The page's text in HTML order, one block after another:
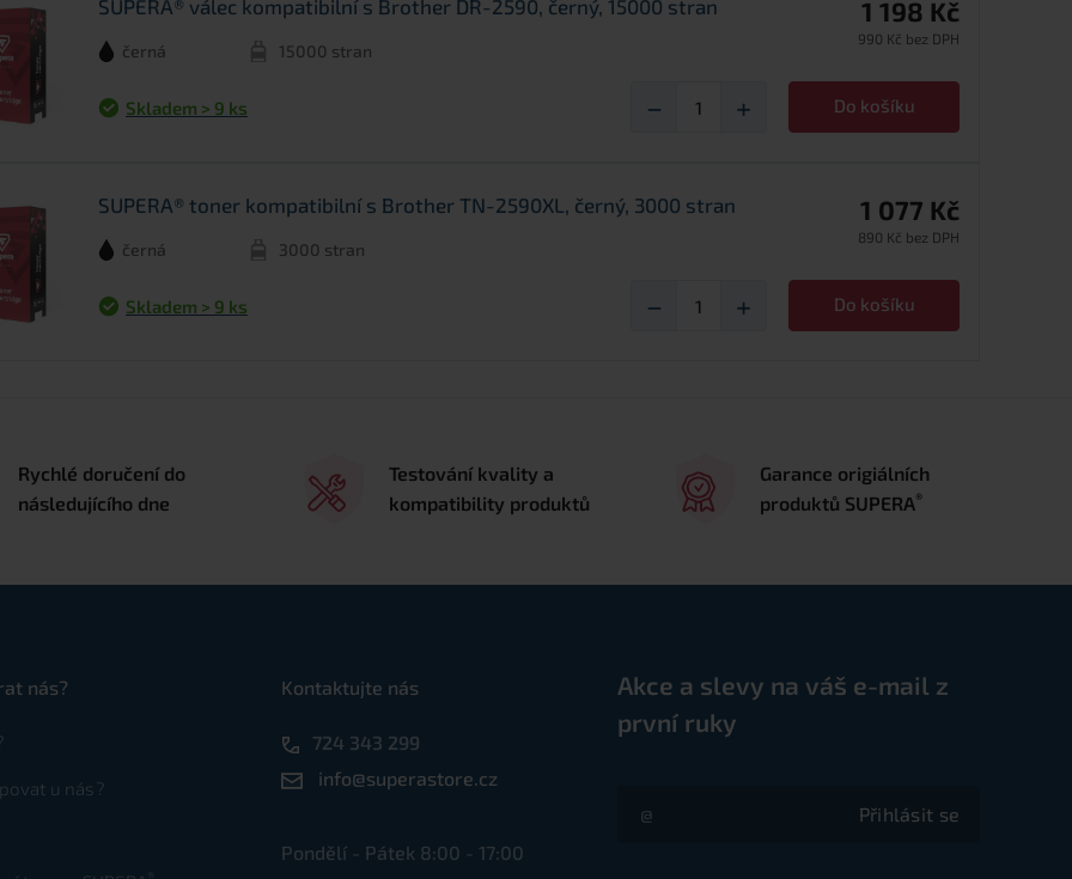
SUPERA® válec kompatibilní s Brother DR-2590, černý, 15000 stran
černá 15000 stran
1 198 Kč
990 Kč bez DPH
Skladem > 9 ks − + Do košíku
SUPERA® toner kompatibilní s Brother TN-2590XL, černý, 3000 stran
černá 3000 stran
1 077 Kč
890 Kč bez DPH
Skladem > 9 ks − + Do košíku
Rychlé doručení do
následujícího dne
Testování kvality a
kompatibility produktů
Garance origiálních
produktů SUPERA®
nás?
u nás?
Kontaktujte nás
724 343 299
info@superastore.cz
Pondělí - Pátek 8:00 - 17:00
Akce a slevy na váš e-mail z
první ruky
Akce a slevy na váš e-mail z první ruky
Přihlásit se